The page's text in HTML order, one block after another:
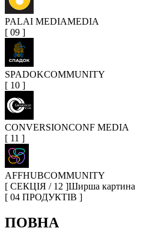
PALAI MEDIAMEDIA
[ 09 ]
SPADOKCOMMUNITY
[ 10 ]
CONVERSIONCONF MEDIA
[ 11 ]
AFFHUBCOMMUNITY
[ СЕКЦІЯ / 12 ]Ширша картина
[ 04 ПРОДУКТІВ ]
ПОВНА